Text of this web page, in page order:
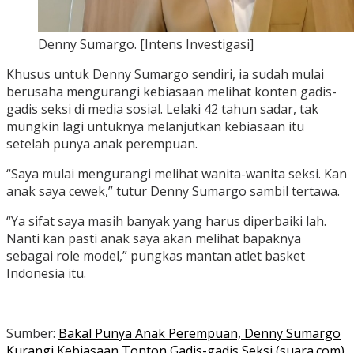
Denny Sumargo. [Intens Investigasi]
Khusus untuk Denny Sumargo sendiri, ia sudah mulai
berusaha mengurangi kebiasaan melihat konten gadis-
gadis seksi di media sosial. Lelaki 42 tahun sadar, tak
mungkin lagi untuknya melanjutkan kebiasaan itu
setelah punya anak perempuan.
“Saya mulai mengurangi melihat wanita-wanita seksi. Kan
anak saya cewek,” tutur Denny Sumargo sambil tertawa.
“Ya sifat saya masih banyak yang harus diperbaiki lah.
Nanti kan pasti anak saya akan melihat bapaknya
sebagai role model,” pungkas mantan atlet basket
Indonesia itu.
Sumber: Bakal Punya Anak Perempuan, Denny Sumargo